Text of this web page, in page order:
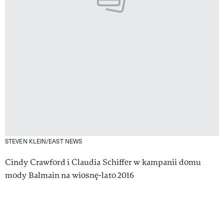
STEVEN KLEIN/EAST NEWS
Cindy Crawford i Claudia Schiffer w kampanii domu
mody Balmain na wiosnę-lato 2016